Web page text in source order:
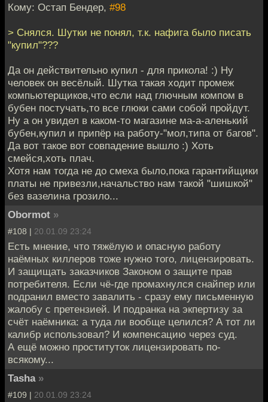
Кому: Остап Бендер, #98
> Снялся. Шутки не понял, т.к. нафига было писать
"купил"???
Да он действительно купил - для прикола! :) Ну
человек он весёлый. Шутка такая ходит промеж
компьютерщиков,что если над глючным компом в
бубен постучать,то все глюки сами собой пройдут.
Ну а он увидел в каком-то магазине ма-а-аленький
бубен,купил и припёр на работу-"мол,типа от багов".
Да вот такое вот совпадение вышло :) Хоть
смейся,хоть плач.
Хотя нам тогда не до смеха было,пока гарантийщики
платы не привезли,начальство нам такой "шишкой"
без вазелина грозило...
Obormot »
#108 | 20.01.09 23:24
Есть мнение, что тяжёлую и опасную работу
наёмных киллеров тоже нужно того, лицензировать.
И защищать заказчиков Законом о защите прав
потребителя. Если чё-где промахнулся снайпер или
подранил вместо завалить - сразу ему письменную
жалобу с претензией. И подранка на экпертизу за
счёт наёмника: а туда ли вообще целился? А тот ли
калибр использовал? И компенсацию через суд.
А ещё можно проституток лицензировать по-
всякому...
Tasha »
#109 | 20.01.09 23:24